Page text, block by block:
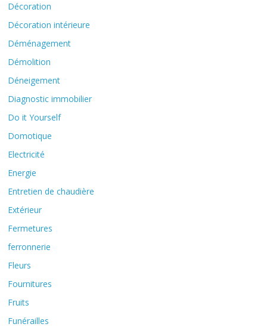
Décoration
Décoration intérieure
Déménagement
Démolition
Déneigement
Diagnostic immobilier
Do it Yourself
Domotique
Electricité
Energie
Entretien de chaudière
Extérieur
Fermetures
ferronnerie
Fleurs
Fournitures
Fruits
Funérailles